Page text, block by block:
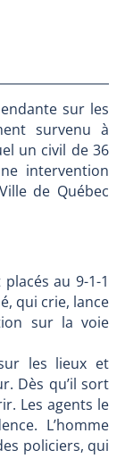
sur les
survenu à
un civil de 36
intervention
de Québec
au 9-1-1
qui crie, lance
sur la voie
les lieux et
Dès qu’il sort
Les agents le
L’homme
policiers, qui